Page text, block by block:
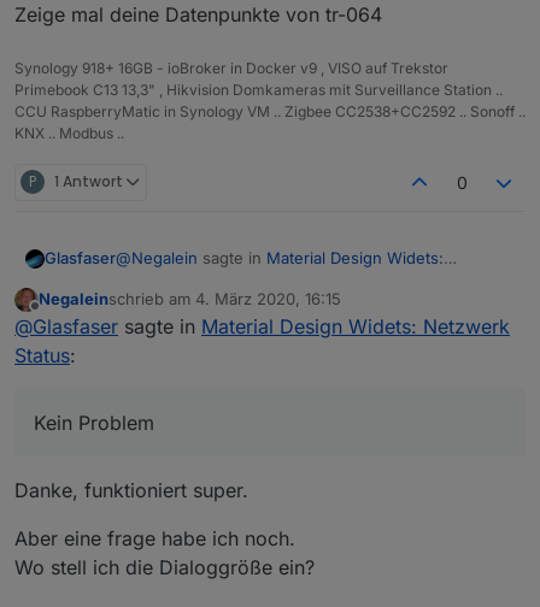
Zeige mal deine Datenpunkte von tr-064
Synology 918+ 16GB - ioBroker in Docker v9 , VISO auf Trekstor
Primebook C13 13,3" , Hikvision Domkameras mit Surveillance Station ..
CCU RaspberryMatic in Synology VM .. Zigbee CC2538+CC2592 .. Sonoff ..
KNX .. Modbus ..
P 1 Antwort 0
Glasfaser@Negalein sagte in Material Design Widets:
Kann ich einen Export haben?
habe ich es dann für mich hinbekommen .
Den CSS Befehl für den Rand schmaler machen
.
@darkiopgeschrieben hat
Spoiler
Offline
Negaleinschrieb am 4. März 2020, 16:15
zuletzt editiert von
@Glasfaser sagte in Material Design Widets: Netzwerk
Status:
Kein Problem
Danke, funktioniert super.
Aber eine frage habe ich noch.
Wo stell ich die Dialoggröße ein?